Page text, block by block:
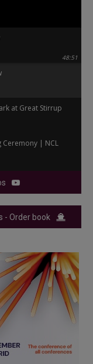
48:51
at Great Stirrup
Ceremony | NCL
- Order book